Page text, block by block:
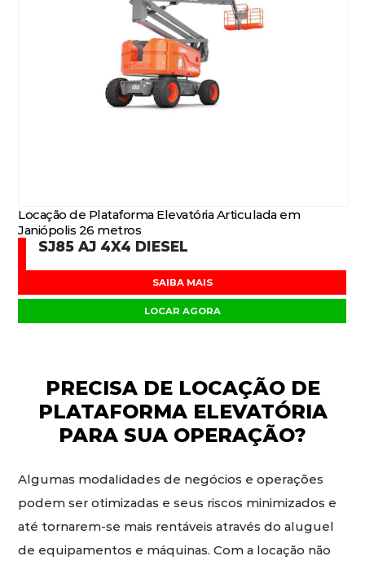
Locação de Plataforma Elevatória Articulada em
Janiópolis 26 metros
SJ85 AJ 4X4 DIESEL
SAIBA MAIS
LOCAR AGORA
PRECISA DE LOCAÇÃO DE
PLATAFORMA ELEVATÓRIA
PARA SUA OPERAÇÃO?
Algumas modalidades de negócios e operações
podem ser otimizadas e seus riscos minimizados e
até tornarem-se mais rentáveis através do aluguel
de equipamentos e máquinas. Com a locação não